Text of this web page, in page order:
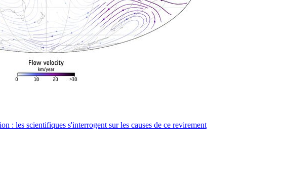
: les scientifiques s'interrogent sur les causes de ce revirement